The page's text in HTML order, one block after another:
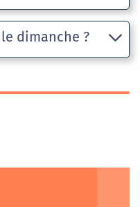
dimanche ?